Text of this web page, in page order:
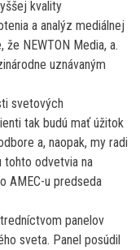
kvality
a analýz mediálnej
NEWTON Media, a.
uznávaným
svetových
tak budú mať úžitok
a, naopak, my radi
tohto odvetvia na
AMEC-u predseda
panelov
sveta. Panel posúdil